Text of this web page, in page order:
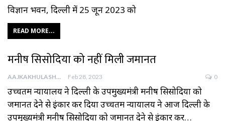
विज्ञान भवन, दिल्ली में 25 जून 2023 को
READ MORE...
मनीष सिसोदिया को नहीं मिली जमानत
AAJKAKHULASHA Feb 28, 2023 0
उच्‍चतम न्‍यायालय ने दिल्‍ली के उपमुख्‍यमंत्री मनीष सिसोदिया को
जमानत देने से इंकार कर दिया उच्‍चतम न्‍यायालय ने आज दिल्‍ली के
उपमुख्‍यमंत्री मनीष सिसोदिया को जमानत देने से इंकार कर…